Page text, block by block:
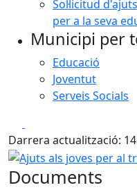
Sol·licitud
per a la seva
Municipi per
Educació
Joventut
Serveis Socials
Darrera actualització:
Ajuts als joves per al
Documents